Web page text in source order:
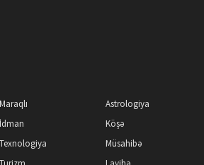
Maraqlı
İdman
Texnologiya
Astrologiya
Köşə
Müsahibə